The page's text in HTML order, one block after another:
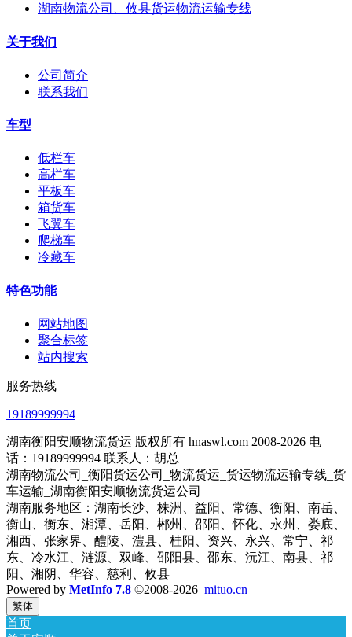
湖南物流公司、攸县货运物流运输专线
关于我们
公司简介
联系我们
车型
低栏车
高栏车
平板车
箱货车
飞翼车
爬梯车
冷藏车
特色功能
网站地图
聚合标签
站内搜索
服务热线
19189999994
湖南衡阳安顺物流货运 版权所有 hnaswl.com 2008-2026 电
话：19189999994 联系人：胡总
湖南物流公司_衡阳货运公司_物流货运_货运物流运输专线_货
车运输_湖南衡阳安顺物流货运公司
湖南服务地区：湖南长沙、株洲、益阳、常德、衡阳、南岳、
衡山、衡东、湘潭、岳阳、郴州、邵阳、怀化、永州、娄底、
湘西、张家界、醴陵、澧县、桂阳、资兴、永兴、常宁、祁
东、冷水江、涟源、双峰、邵阳县、邵东、沅江、南县、祁
阳、湘阴、华容、慈利、攸县
Powered by MetInfo 7.8 ©2008-2026 mituo.cn
繁体
首页